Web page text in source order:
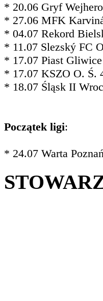
* 20.06 Gryf
* 27.06 MFK
* 04.07 Rekord
* 11.07 Slezský FC
* 17.07 Piast
* 17.07 KSZO O. Ś.
* 18.07 Śląsk II
Początek ligi:
* 24.07 Warta